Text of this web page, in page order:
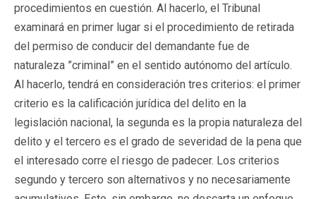
procedimientos en cuestión. Al hacerlo, el Tribunal
examinará en primer lugar si el procedimiento de retirada
del permiso de conducir del demandante fue de
naturaleza ”criminal” en el sentido autónomo del artículo.
Al hacerlo, tendrá en consideración tres criterios: el primer
criterio es la calificación jurídica del delito en la
legislación nacional, la segunda es la propia naturaleza del
delito y el tercero es el grado de severidad de la pena que
el interesado corre el riesgo de padecer. Los criterios
segundo y tercero son alternativos y no necesariamente